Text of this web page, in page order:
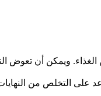
الغذاء. ويمكن أن